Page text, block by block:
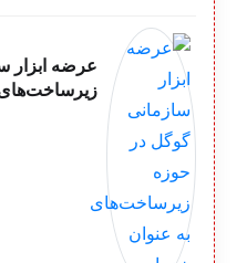
عرضه ابزار
زیرساخت‌های